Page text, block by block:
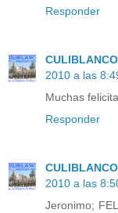
Responder
2010 a las
Muchas
Responder
2010 a las
Jeronimo;